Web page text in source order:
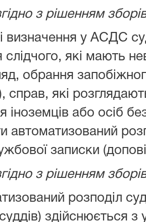
з рішенням
визначення у АСДС
слідчого, які мають
обрання
справ, які
іноземців або осіб
автоматизований
записки
з рішенням
розподіл
здійснюється з